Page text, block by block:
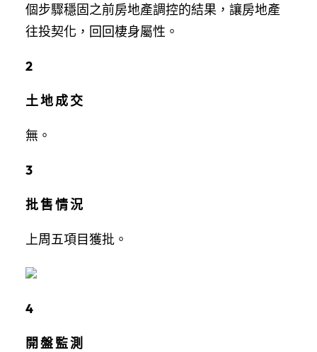
個步驟穩固之前房地產調控的結果，讓房地產
往投契化，回回棲身屬性。
2
土 地 成 交
無。
3
批 售 情 況
上周五項目獲批。
4
開 盤 監 測